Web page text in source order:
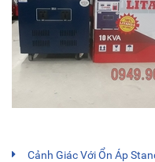
Cảnh Giác Với Ổn Áp